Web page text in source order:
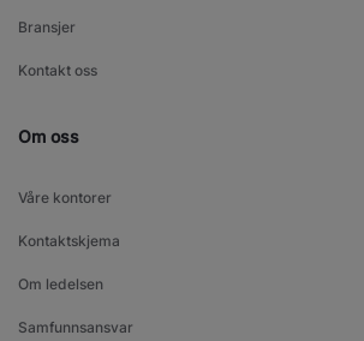
Bransjer
Kontakt oss
Om oss
Våre kontorer
Kontaktskjema
Om ledelsen
Samfunnsansvar